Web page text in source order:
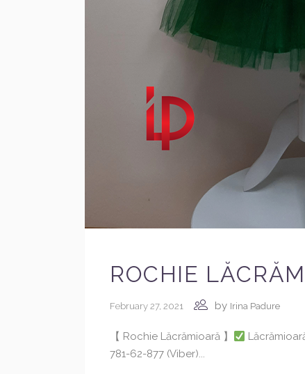
ROCHIE
February 27, 2021 by Irina Padure
【 Rochie Lăcrămioară 】
781-62-877 (Viber)...